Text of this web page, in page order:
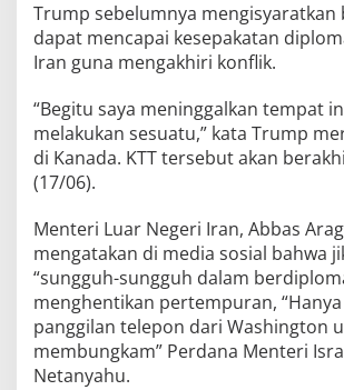
Trump sebelumnya mengisyaratkan
dapat mencapai kesepakatan
Iran guna mengakhiri konflik.
“Begitu saya meninggalkan tempat
melakukan sesuatu,” kata Trump
di Kanada. KTT tersebut akan
(17/06).
Menteri Luar Negeri Iran, Abbas
mengatakan di media sosial bahwa
“sungguh-sungguh dalam
menghentikan pertempuran,
panggilan telepon dari Washington
membungkam” Perdana Menteri
Netanyahu.